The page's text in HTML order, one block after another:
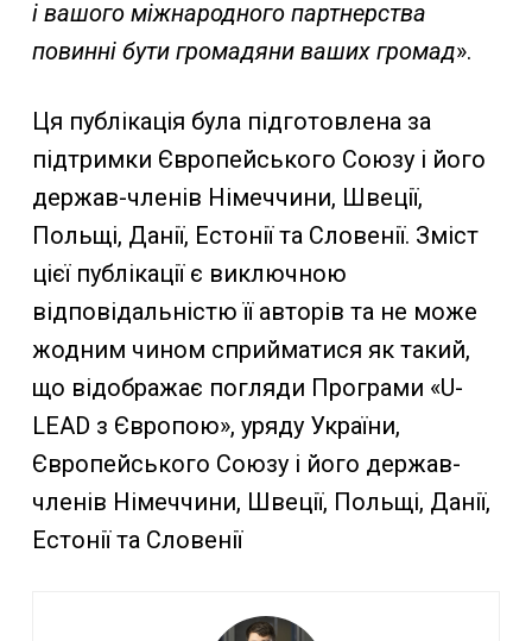
і вашого міжнародного партнерства
повинні бути громадяни ваших громад».
Ця публікація була підготовлена за
підтримки Європейського Союзу і його
держав-членів Німеччини, Швеції,
Польщі, Данії, Естонії та Словенії. Зміст
цієї публікації є виключною
відповідальністю її авторів та не може
жодним чином сприйматися як такий,
що відображає погляди Програми «U-
LEAD з Європою», уряду України,
Європейського Союзу і його держав-
членів Німеччини, Швеції, Польщі, Данії,
Естонії та Словенії